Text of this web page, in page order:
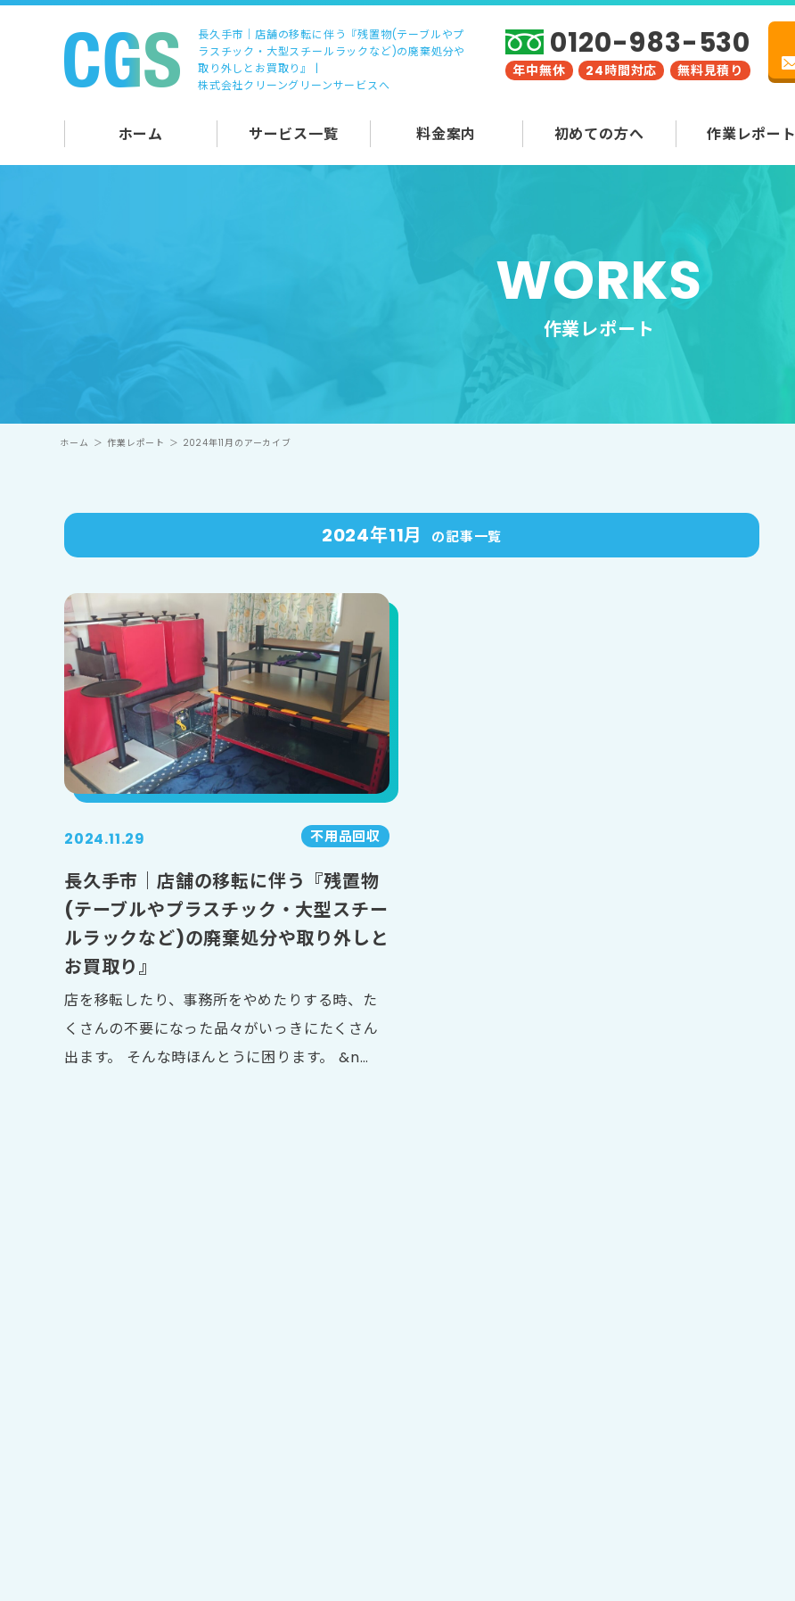
長久手市｜店舗の移転に伴う『残置物(テーブルやプ
ラスチック・大型スチールラックなど)の廃棄処分や
取り外しとお買取り』 |
株式会社クリーングリーンサービスへ
0120-983-530
年中無休 24時間対応 無料見積り
ホーム サービス一覧 料金案内 初めての方へ 作業レポート
WORKS
作業レポート
ホーム ＞ 作業レポート ＞ 2024年11月のアーカイブ
2024年11月 の記事一覧
2024.11.29 不用品回収
長久手市｜店舗の移転に伴う『残置物
(テーブルやプラスチック・大型スチー
ルラックなど)の廃棄処分や取り外しと
お買取り』
店を移転したり、事務所をやめたりする時、た
くさんの不要になった品々がいっきにたくさん
出ます。 そんな時ほんとうに困ります。 &n…